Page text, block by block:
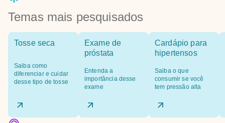
Temas mais pesquisados
Tosse seca
Saiba como
diferenciar e cuidar
desse tipo de tosse
Exame de
próstata
Entenda a
importância desse
exame
Cardápio para
hipertensos
Saiba o que
consumir se você
tem pressão alta